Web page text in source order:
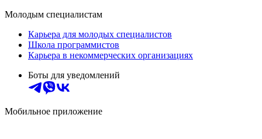
Молодым специалистам
Карьера для молодых специалистов
Школа программистов
Карьера в некоммерческих организациях
Боты для уведомлений
Мобильное приложение